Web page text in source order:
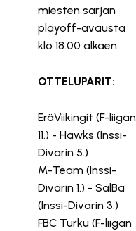
miesten sarjan
playoff-avausta
klo 18.00 alkaen.
OTTELUPARIT:
EräViikingit (F-liigan
11.) - Hawks (Inssi-
Divarin 5.)
M-Team (Inssi-
Divarin 1.) - SalBa
(Inssi-Divarin 3.)
FBC Turku (F-liigan